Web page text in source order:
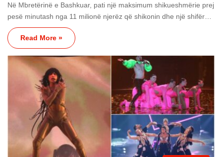
Në Mbretërinë e Bashkuar, pati një maksimum shikueshmërie prej
pesë minutash nga 11 milionë njerëz që shikonin dhe një shifër…
Read More »